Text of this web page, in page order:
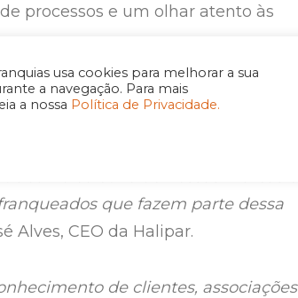
usa cookies para melhorar a sua
a navegação. Para mais
a nossa Política de Privacidade.
processos e um olhar atento às
que reforça a missão da
refeições de qualidade, mas
os nossos clientes. Este
coletivo de nossas marcas e
que fazem parte dessa
Alves, CEO da Halipar.
de clientes, associações